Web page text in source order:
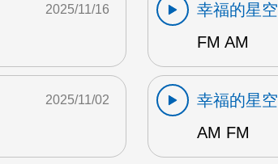
2025/11/16
幸福的星空
FM AM
2025/11/02
幸福的星空
AM FM